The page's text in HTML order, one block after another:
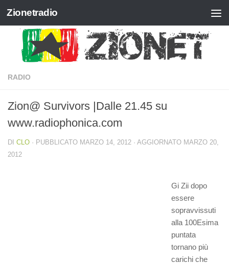
Salta al contenuto
Zionetradio
RADIO
Zion@ Survivors |Dalle 21.45 su
www.radiophonica.com
DI CLO · PUBBLICATO MARZO 14, 2012 · AGGIORNATO MARZO 20,
2012
Gi Zii dopo
essere
sopravvissuti
alla 100Esima
puntata
tornano più
carichi che